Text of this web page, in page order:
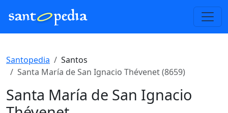
Santopedia
Santos
Santa María de San Ignacio Thévenet (8659)
Santa María de San Ignacio